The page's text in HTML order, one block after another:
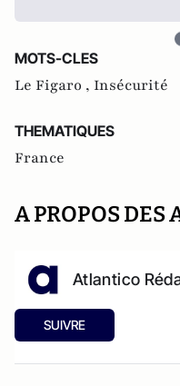
MOTS-CLES
Le Figaro , Insécurité
THEMATIQUES
France
A PROPOS DES
Atlantico
SUIVRE